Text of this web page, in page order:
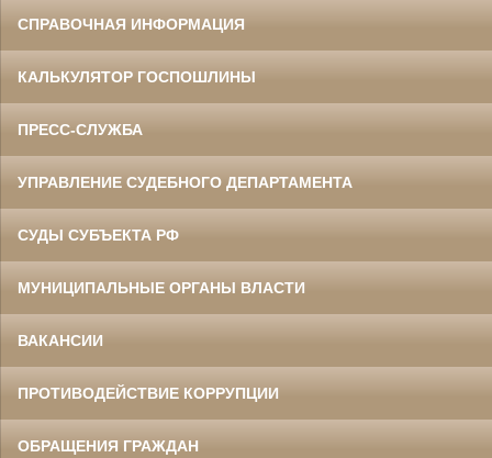
СПРАВОЧНАЯ ИНФОРМАЦИЯ
КАЛЬКУЛЯТОР ГОСПОШЛИНЫ
ПРЕСС-СЛУЖБА
УПРАВЛЕНИЕ СУДЕБНОГО ДЕПАРТАМЕНТА
СУДЫ СУБЪЕКТА РФ
МУНИЦИПАЛЬНЫЕ ОРГАНЫ ВЛАСТИ
ВАКАНСИИ
ПРОТИВОДЕЙСТВИЕ КОРРУПЦИИ
ОБРАЩЕНИЯ ГРАЖДАН